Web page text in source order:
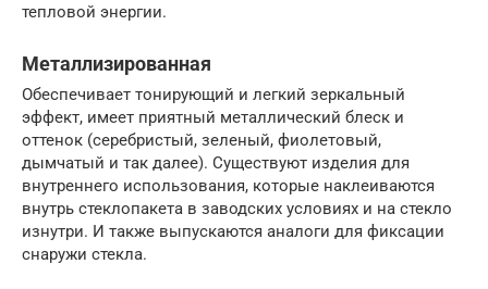
тепловой энергии.
Металлизированная
Обеспечивает тонирующий и легкий зеркальный
эффект, имеет приятный металлический блеск и
оттенок (серебристый, зеленый, фиолетовый,
дымчатый и так далее). Существуют изделия для
внутреннего использования, которые наклеиваются
внутрь стеклопакета в заводских условиях и на стекло
изнутри. И также выпускаются аналоги для фиксации
снаружи стекла.